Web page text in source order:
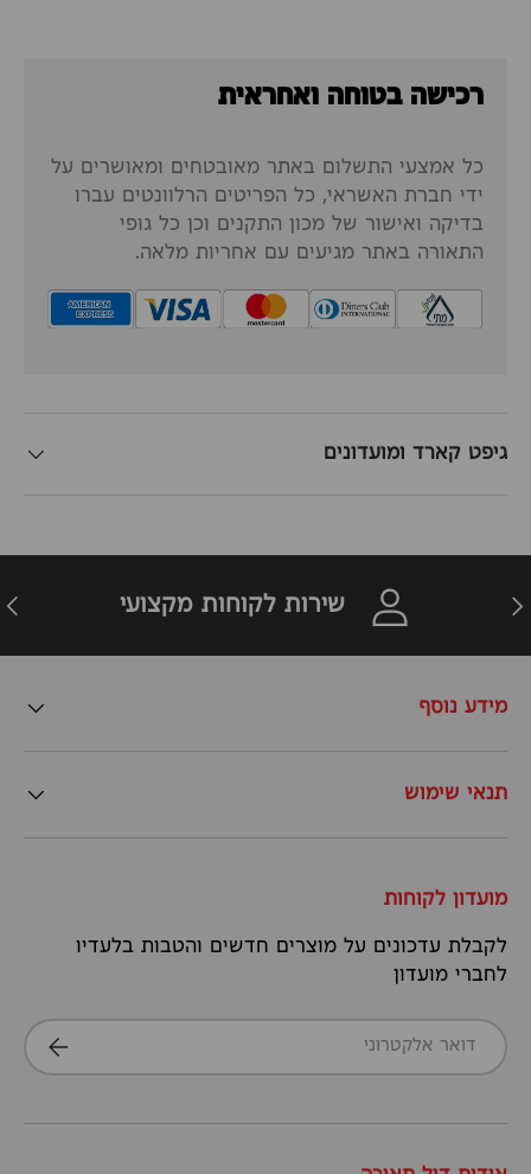
רכישה בטוחה ואחראית
כל אמצעי התשלום באתר מאובטחים ומאושרים על
ידי חברת האשראי, כל הפריטים הרלוונטים עברו
בדיקה ואישור של מכון התקנים וכן כל גופי
התאורה באתר מגיעים עם אחריות מלאה.
גיפט קארד ומועדונים
חזרה שירות לקוחות מקצועי
מידע נוסף
תנאי שימוש
מועדון לקוחות
לקבלת עדכונים על מוצרים חדשים והטבות בלעדיו
לחברי מועדון
דואר אלקטרוני
הרשמה